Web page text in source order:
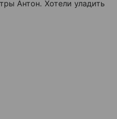
Антон. Хотели уладить